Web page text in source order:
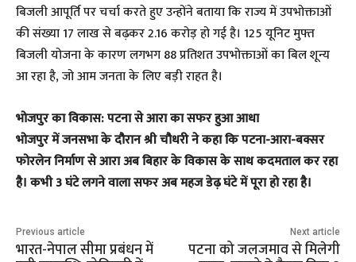
बिजली आपूर्ति पर चर्चा करते हुए उन्होंने बताया कि राज्य में उपभोक्ताओं
की संख्या 17 लाख से बढ़कर 2.16 करोड़ हो गई है। 125 यूनिट मुफ्त
बिजली योजना के कारण लगभग 88 प्रतिशत उपभोक्ताओं का बिल शून्य
आ रहा है, जो आम जनता के लिए बड़ी राहत है।
​भोजपुर का विकास: पटना से आरा का सफर हुआ आधा
​भोजपुर में जनसभा के दौरान श्री चौधरी ने कहा कि पटना-आरा-बक्सर
फोरलेन निर्माण से आरा अब बिहार के विकास के साथ कदमताल कर रहा
है। कभी 3 घंटे लगने वाला सफर अब महज डेढ़ घंटे में पूरा हो रहा है।
Previous article
भारत-नेपाल सीमा प्रबंधन में
Next article
पटना को जलजमाव से मिलेगी